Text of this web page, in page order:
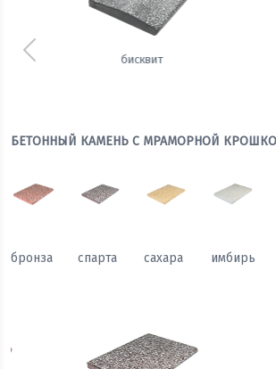
Предыдущий
БЕТОННЫЙ КАМЕНЬ С МРАМОРНОЙ
бронза спарта сахара имбирь